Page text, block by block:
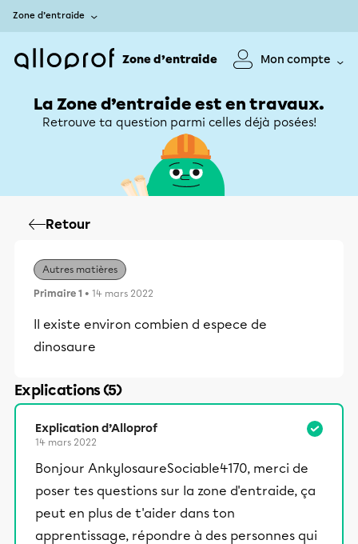
Zone d’entraide
Zone d’entraide Mon compte
La Zone d’entraide est en travaux.
Retrouve ta question parmi celles déjà posées!
Retour
Autres matières
Primaire 1 • 14 mars 2022
ll existe environ combien d espece de
dinosaure
Explications (5)
Explication d’Alloprof
14 mars 2022
Bonjour AnkylosaureSociable4170, merci de
poser tes questions sur la zone d'entraide, ça
peut en plus de t'aider dans ton
apprentissage, répondre à des personnes qui